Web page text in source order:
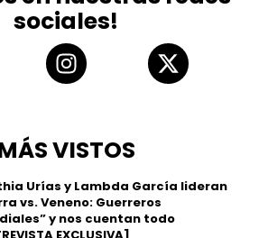
sociales!
VISTOS
Urías y Lambda García lideran
vs. Veneno: Guerreros
y nos cuentan todo